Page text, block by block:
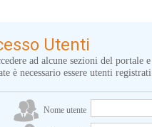
Utenti
ad alcune sezioni del portale
è necessario essere utenti registrati
Nome utente